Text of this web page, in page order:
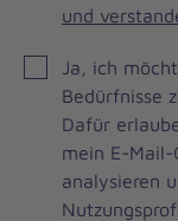
und
Brevo
Newsletter
Checkbox
Ja, ich
Bedürfnisse
Dafür
mein E-
analysieren